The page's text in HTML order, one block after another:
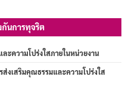
กันการทุจริต
ะความโปร่งใสภายในหน่วยงาน
ส่งเสริมคุณธรรมและความโปร่งใส